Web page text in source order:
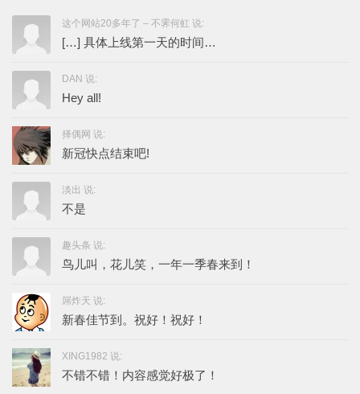
这个网站20多年了 – 不霁何虹 说:
[…] 具体上线第一天的时间…
DAN 说:
Hey all!
择偶网 说:
新冠快点结束吧!
淡出 说:
不是
趣头条 说:
鸟儿叫，花儿笑，一年一季春来到！
屌炸天 说:
新春佳节到。祝好！祝好！
XING1982 说:
不错不错！内容感觉好极了！